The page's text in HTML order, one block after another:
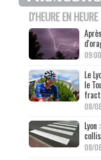
D'HEURE EN HEURE
09:00
Le
le
08/
08/